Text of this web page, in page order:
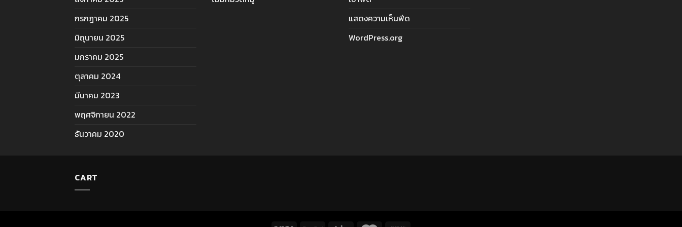
กรกฎาคม 2025
มิถุนายน 2025
มกราคม 2025
ตุลาคม 2024
มีนาคม 2023
พฤศจิกายน 2022
ธันวาคม 2020
แสดงความเห็นฟีด
WordPress.org
CART